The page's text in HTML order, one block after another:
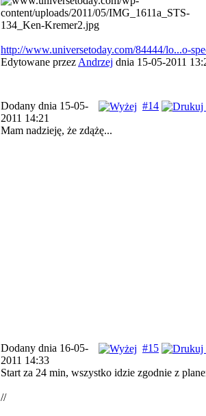
http://www.universetoday.com/84444/lo...o-
Edytowane przez Andrzej dnia 15-05-2011
#14
Dodany dnia 15-05-
2011 14:21
Mam nadzieję, że zdążę...
#15
Dodany dnia 16-05-
2011 14:33
Start za 24 min, wszystko idzie zgodnie z
//